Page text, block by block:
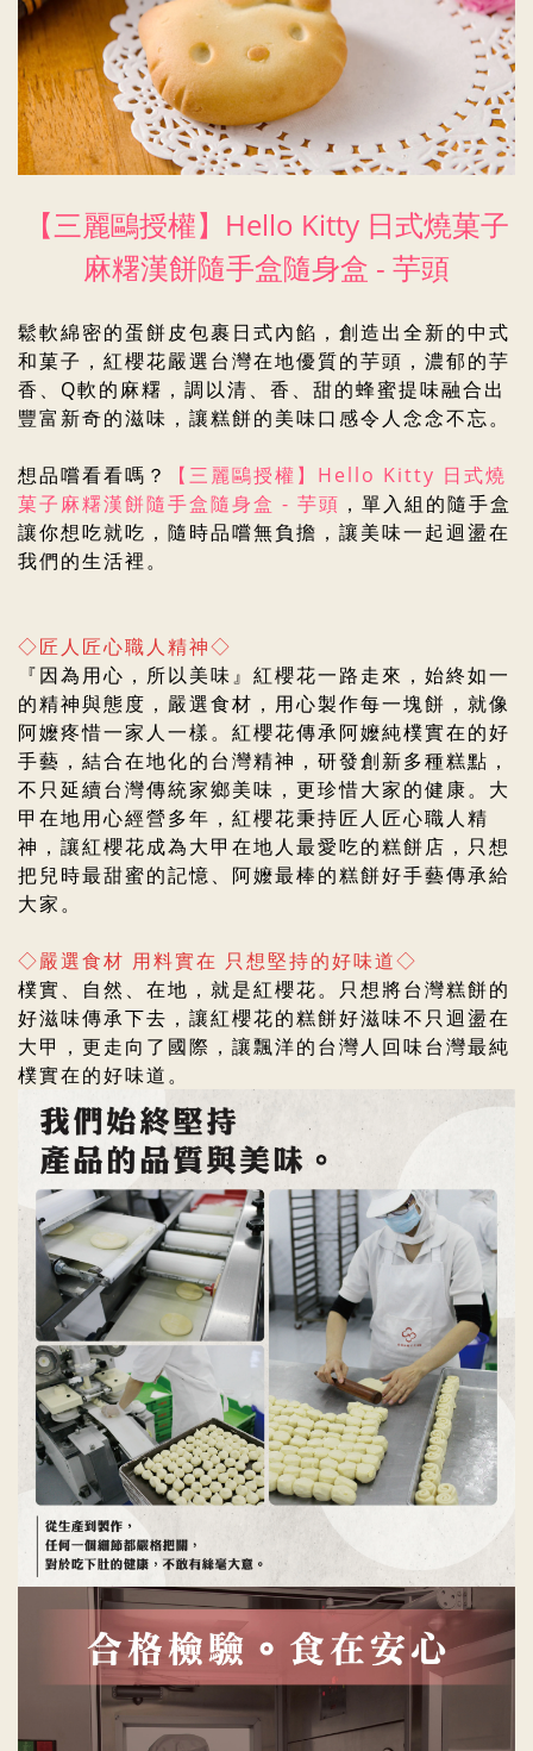
【三麗鷗授權】 Hello Kitty 日式燒菓子
麻糬漢餅隨手盒隨身盒 - 芋頭
鬆軟綿密的蛋餅皮包裹日式內餡，創造出全新的中式
和菓子，紅櫻花嚴選台灣在地優質的芋頭，濃郁的芋
香、Q軟的麻糬，調以清、香、甜的蜂蜜提味融合出
豐富新奇的滋味，讓糕餅的美味口感令人念念不忘。
想品嚐看看嗎？ 【三麗鷗授權】 Hello Kitty 日式燒
菓子麻糬漢餅隨手盒隨身盒 - 芋頭 ，單入組的隨手盒
讓你想吃就吃，隨時品嚐無負擔，讓美味一起迴盪在
我們的生活裡。
◇匠人匠心職人精神◇
『因為用心，所以美味』紅櫻花一路走來，始終如一
的精神與態度，嚴選食材，用心製作每一塊餅，就像
阿嬤疼惜一家人一樣。紅櫻花傳承阿嬤純樸實在的好
手藝，結合在地化的台灣精神，研發創新多種糕點，
不只延續台灣傳統家鄉美味，更珍惜大家的健康。大
甲在地用心經營多年，紅櫻花秉持匠人匠心職人精
神， 讓紅櫻花成為大甲在地人最愛吃的糕餅店， 只想
把兒時最甜蜜的記憶、阿嬤最棒的糕餅好手藝傳承給
大家。
◇嚴選食材 用料實在 只想堅持的好味道◇
樸實、自然、在地，就是紅櫻花。只想將台灣糕餅的
好滋味傳承下去， 讓紅櫻花的糕餅好滋味不只迴盪在
大甲，更走向了國際，讓飄洋的台灣人回味台灣最純
樸實在的好味道。